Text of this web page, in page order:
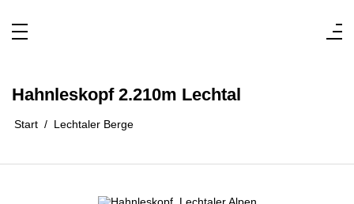
Hahnleskopf 2.210m Lechtal
Start Lechtaler Berge